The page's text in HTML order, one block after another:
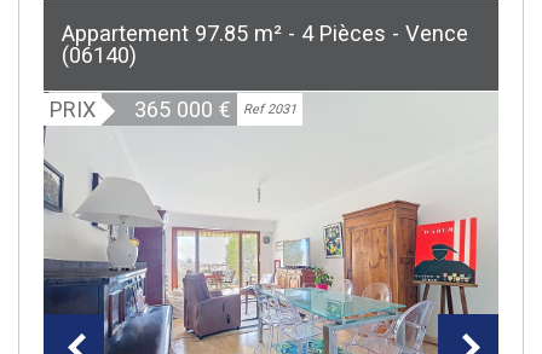
Appartement 97.85 m² - 4 Pièces - Vence
(06140)
PRIX 365 000 € Ref 2031